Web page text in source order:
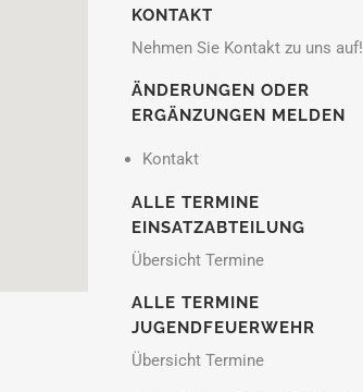
KONTAKT
Nehmen Sie Kontakt zu uns auf!
ÄNDERUNGEN ODER
ERGÄNZUNGEN MELDEN
Kontakt
ALLE TERMINE
EINSATZABTEILUNG
Übersicht Termine
ALLE TERMINE
JUGENDFEUERWEHR
Übersicht Termine